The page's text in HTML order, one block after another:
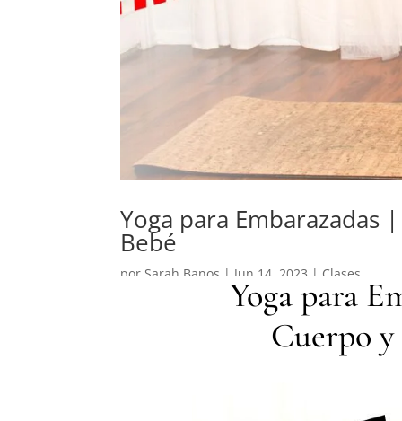
Yoga para Embarazadas
Bebé
por Sarah Banos | Jun 14, 2023 | Clases
Yoga para
Cuerpo